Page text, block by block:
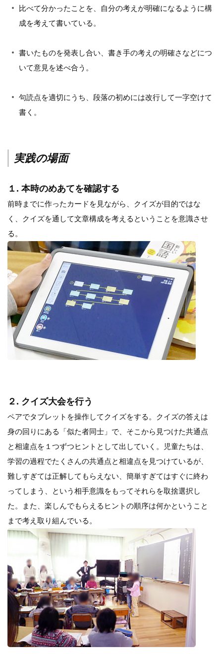
比べて分かったことを、自分の考えが明確になるように構
成を考えて書いている。
書いたものを発表し合い、書き手の考えの明確さなどにつ
いて意見を述べ合う。
句読点を適切にうち、段落の初めには改行して一字空けて
書く。
実践の場面
１. 本時のめあてを確認する
前時までに作ったカードを見ながら、クイズが目的ではな
く、クイズを通して文章構成を考えるということを意識させ
る。
２. クイズ大会を行う
ペアでタブレットを操作してクイズをする。クイズの答えは
身の回りにある「似た者同士」で、そこから見つけた共通点
と相違点を１つずつヒントとして出していく。児童たちは、
学習の過程でたくさんの共通点と相違点を見つけているが、
難しすぎては正解してもらえない、簡単すぎてはすぐに終わ
ってしまう、という相手意識をもってそれらを取捨選択し
た。また、楽しんでもらえるヒントの順序は何かということ
まで考え取り組んでいる。